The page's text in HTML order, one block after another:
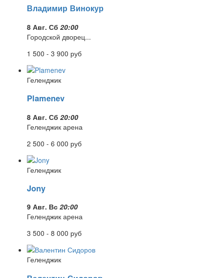
Владимир Винокур
8 Авг. Сб 20:00
Городской дворец...
1 500 - 3 900 руб
Геленджик
Plamenev
8 Авг. Сб 20:00
Геленджик арена
2 500 - 6 000 руб
Геленджик
Jony
9 Авг. Вс 20:00
Геленджик арена
3 500 - 8 000 руб
Геленджик